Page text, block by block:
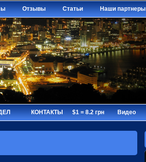
Отзывы Статьи Наши партнеры
КОНТАКТЫ $1 = 8.2 грн Видео